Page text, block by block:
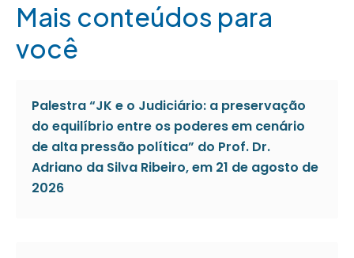
Mais conteúdos para
você
Palestra “JK e o Judiciário: a preservação
do equilíbrio entre os poderes em cenário
de alta pressão política” do Prof. Dr.
Adriano da Silva Ribeiro, em 21 de agosto de
2026